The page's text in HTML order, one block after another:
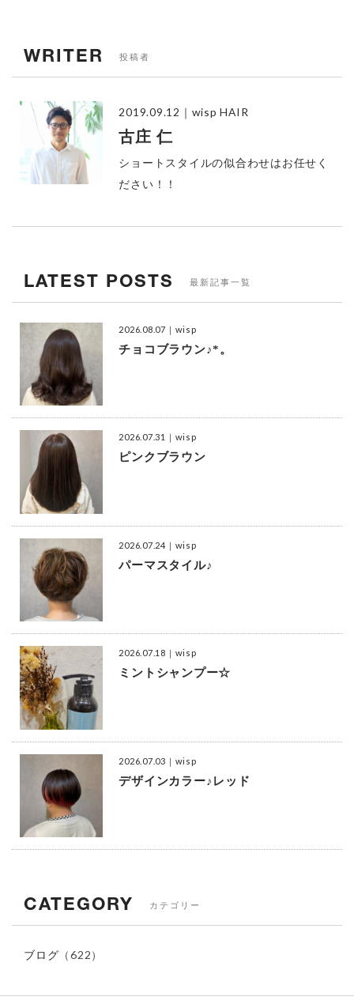
WRITER 投稿者
2019.09.12 ｜wisp HAIR
古庄 仁
ショートスタイルの似合わせはお任せく
ださい！！
LATEST POSTS 最新記事一覧
2026.08.07 ｜wisp
チョコブラウン♪*。
2026.07.31 ｜wisp
ピンクブラウン
2026.07.24 ｜wisp
パーマスタイル♪
2026.07.18 ｜wisp
ミントシャンプー☆
2026.07.03 ｜wisp
デザインカラー♪レッド
CATEGORY カテゴリー
ブログ （622）